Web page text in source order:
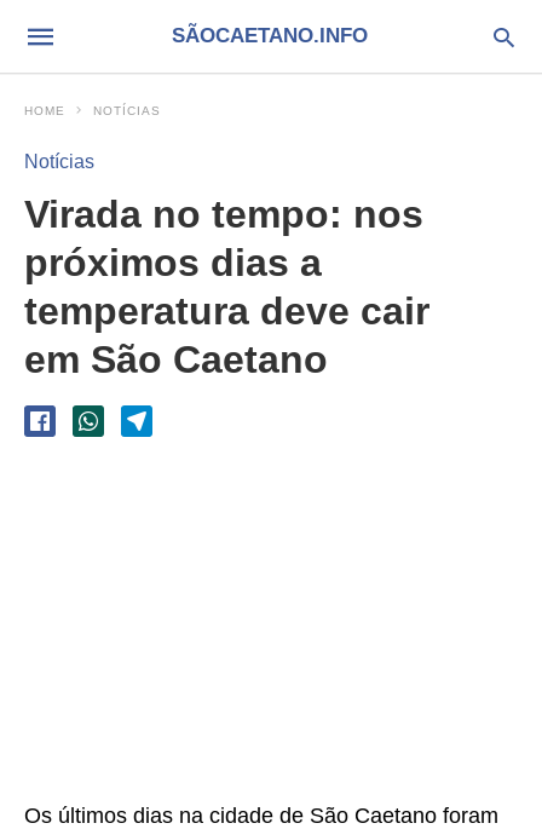
SÃOCAETANO.INFO
HOME NOTÍCIAS
Notícias
Virada no tempo: nos
próximos dias a
temperatura deve cair
em São Caetano
Os últimos dias na cidade de São Caetano foram